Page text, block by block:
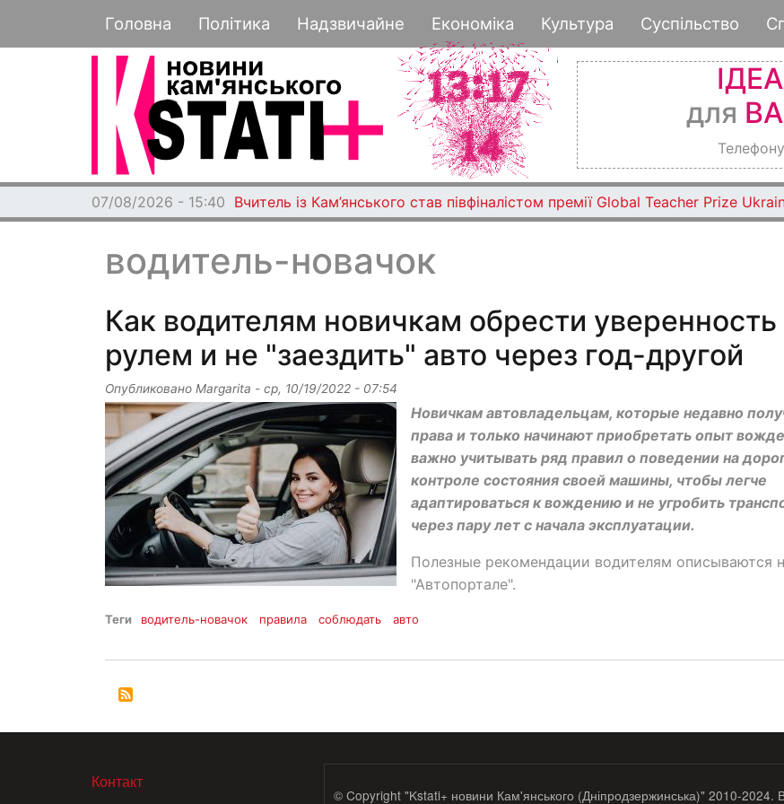
к
основному
Основная навигация
Головна Політика Надзвичайне Економіка Культура Суспільство
для
07/08/2026 - 15:40 Вчитель із Кам’янського став півфіналістом премії Global Teacher Prize
водитель-новачок
Как водителям новичкам обрести уверенность
рулем и не "заездить" авто через год-другой
Опубликовано Margarita - ср, 10/19/2022 - 07:54
Новичкам автовладельцам, которые недавно
права и только начинают приобретать опыт
важно учитывать ряд правил о поведении на
контроле состояния своей машины, чтобы легче
адаптироваться к вождению и не угробить
через пару лет с начала эксплуатации.
Полезные рекомендации водителям описываются
"Автопортале".
Теги водитель-новачок правила соблюдать авто
МЕНЮ В ПОДВАЛЕ
Контакт
© Copyright "Kstati+ новини Кам'янського (Дніпродзержинська)" 2010-2024.